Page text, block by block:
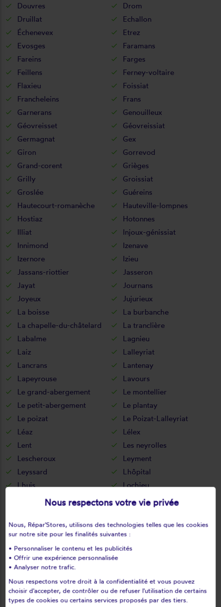
Douvres
Drom
Druillat
Echallon
Échenevex
Etrez
Evosges
Faramans
Fareins
Farges
Feillens
Ferney-voltaire
Flaxieu
Foissiat
Francheleins
Frans
Garnerans
Genouilleux
Géovreisset
Géovreissiat
Germagnat
Gex
Giron
Gorrevod
Grand-corent
Grièges
Grilly
Groissiat
Groslée
Guéreins
Hautecourt-romanèche
Hauteville-lompnes
Hostiaz
Hotonnes
Illiat
Injoux-génissiat
Innimond
Izenave
Izernore
Izieu
Jassans-riottier
Jasseron
Jayat
Journans
Joyeux
Jujurieux
La boisse
La burbanche
La chapelle-du-châtelard
La tranclière
Labalme
Lagnieu
Laiz
Lalleyriat
Lancrans
Lantenay
Lapeyrouse
Lavours
Le grand-abergement
Le montellier
Le petit-abergement
Le plantay
Le poizat
Le Poizat-Lalleyriat
Léaz
Lélex
Lent
Les neyrolles
Lescheroux
Leyment
Leyssard
Lhôpital
Lhuis
Lochieu
Lompnas
Lompnieu
L'abergement-clémenciat
L'abergement-de-varey
Magnieu
Maillat
Malafretaz
Mantenay-montlin
Manziat
Marchamp
Marignieu
Marlieux
Marsonnas
Martignat
Massieux
Nous respectons votre vie privée
Nous, Répar'Stores, utilisons des technologies telles que les cookies
sur notre site pour les finalités suivantes :
• Personnaliser le contenu et les publicités
• Offrir une expérience personnalisée
• Analyser notre trafic.
Nous respectons votre droit à la confidentialité et vous pouvez
choisir d'accepter, de contrôler ou de refuser l'utilisation de certains
types de cookies ou certains services proposés par des tiers.